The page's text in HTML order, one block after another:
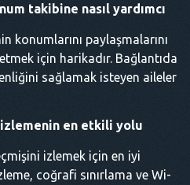
takibine nasıl yardımcı
konumlarını paylaşmalarını
için harikadır. Bağlantıda
sağlamak isteyen aileler
en etkili yolu
izlemek için en iyi
coğrafi sınırlama ve Wi-